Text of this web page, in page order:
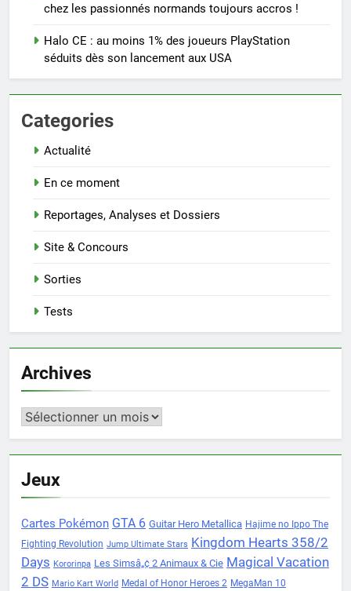
chez les passionnés normands toujours accros !
Halo CE : au moins 1% des joueurs PlayStation
séduits dès son lancement aux USA
Categories
Actualité
En ce moment
Reportages, Analyses et Dossiers
Site & Concours
Sorties
Tests
Archives
Archives
Jeux
Cartes Pokémon GTA 6 Guitar Hero Metallica Hajime no Ippo The
Fighting Revolution Jump Ultimate Stars Kingdom Hearts 358/2
Days Kororinpa Les Simsâ„¢ 2 Animaux & Cie Magical Vacation
2 DS Mario Kart World Medal of Honor Heroes 2 MegaMan 10